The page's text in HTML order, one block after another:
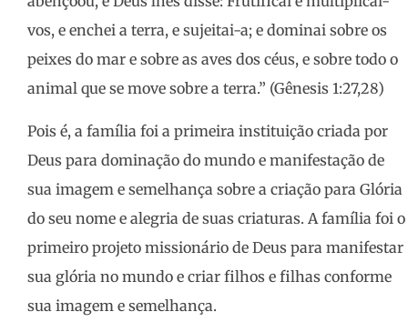
vos, e enchei a terra, e sujeitai-a; e dominai sobre os
peixes do mar e sobre as aves dos céus, e sobre todo o
animal que se move sobre a terra.” (Gênesis 1:27,28)
Pois é, a família foi a primeira instituição criada por
Deus para dominação do mundo e manifestação de
sua imagem e semelhança sobre a criação para Glória
do seu nome e alegria de suas criaturas. A família foi o
primeiro projeto missionário de Deus para manifestar
sua glória no mundo e criar filhos e filhas conforme
sua imagem e semelhança.